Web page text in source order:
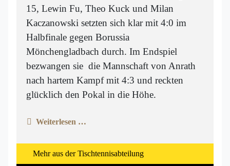
15, Lewin Fu, Theo Kuck und Milan
Kaczanowski setzten sich klar mit 4:0 im
Halbfinale gegen Borussia
Mönchengladbach durch. Im Endspiel
bezwangen sie die Mannschaft von Anrath
nach hartem Kampf mit 4:3 und reckten
glücklich den Pokal in die Höhe.
Weiterlesen …
Mehr aus der Tischtennisabteilung